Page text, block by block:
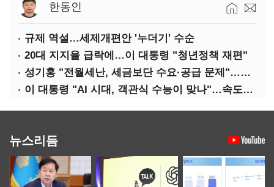
한동인
규제 역설…세제개편안 '누더기' 수순
20대 지지율 급락에…이 대통령 "청년정책 재편"
성기홍 "전월세난, 세금보단 수요·공급 문제"…닥공 시사
이 대통령 "AI 시대, 객관식 수능이 맞나"…속도전 '경계'
뉴스리듬